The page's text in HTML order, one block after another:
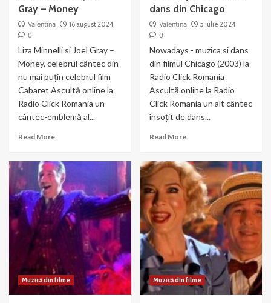
Gray – Money
Valentina
16 august 2024
0
Liza Minnelli si Joel Gray –
Money, celebrul cântec din
nu mai puțin celebrul film
Cabaret Ascultă online la
Radio Click Romania un
cântec-emblemă al...
Read MoreRead
Liza
Minnelli
si
Joel
Gray
–
dans din Chicago
Valentina
5 iulie 2024
0
Nowadays - muzica si dans
din filmul Chicago (2003) la
Radio Click Romania
Ascultă online la Radio
Click Romania un alt cântec
însoțit de dans...
Read MoreRead
Nowadays
–
muzica
si
dans
din
Chicago
Muzică din filme Muzică din filme